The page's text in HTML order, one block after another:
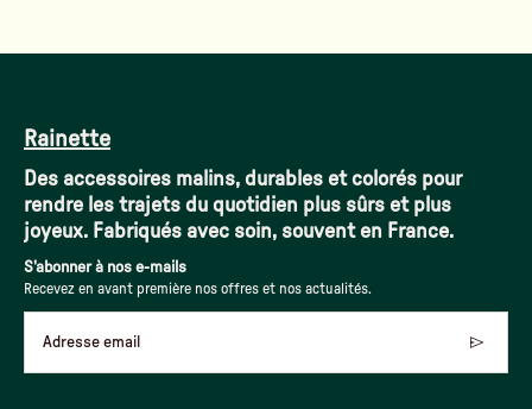
Rainette
Des accessoires malins, durables et colorés pour
rendre les trajets du quotidien plus sûrs et plus
joyeux. Fabriqués avec soin, souvent en France.
S'abonner à nos e-mails
Recevez en avant première nos offres et nos actualités.
Adresse email